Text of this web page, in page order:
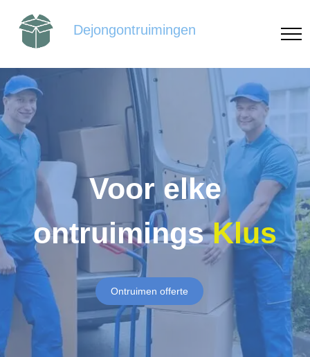
Dejongontruimingen
Voor elke
ontruimingsKlus
Ontruimen offerte